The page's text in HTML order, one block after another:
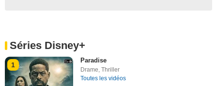
Séries Disney+
1
Paradise
Drame,Thriller
Toutes les vidéos